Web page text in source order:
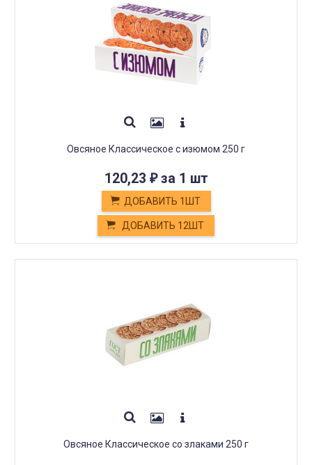
Овсяное Классическое с изюмом 250 г
120,23 ₽за 1 шт
ДОБАВИТЬ 1ШТ
ДОБАВИТЬ 12ШТ
Овсяное Классическое со злаками 250 г